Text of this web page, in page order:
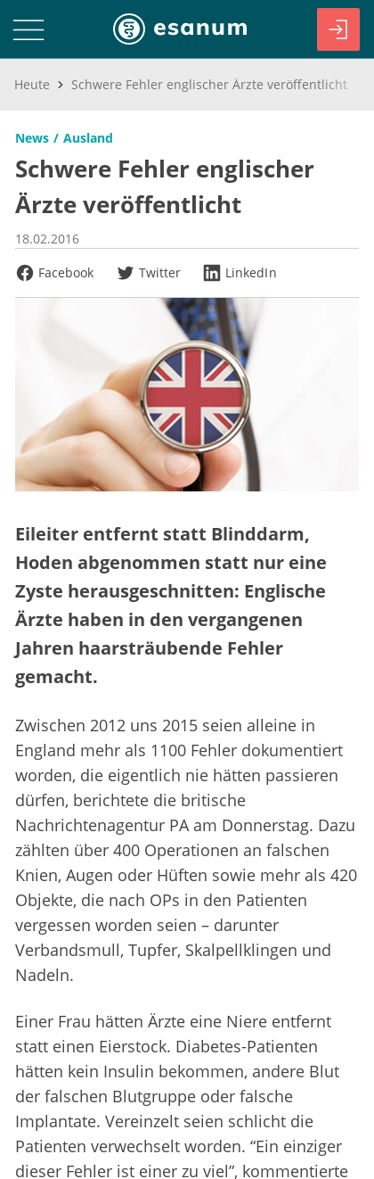
Heute Schwere Fehler englischer Ärzte veröffentlicht
News Ausland
Schwere Fehler englischer
Ärzte veröffentlicht
18.02.2016
Facebook
Twitter LinkedIn
Eileiter entfernt statt Blinddarm,
Hoden abgenommen statt nur eine
Zyste herausgeschnitten: Englische
Ärzte haben in den vergangenen
Jahren haarsträubende Fehler
gemacht.
Zwischen 2012 uns 2015 seien alleine in
England mehr als 1100 Fehler dokumentiert
worden, die eigentlich nie hätten passieren
dürfen, berichtete die britische
Nachrichtenagentur PA am Donnerstag. Dazu
zählten über 400 Operationen an falschen
Knien, Augen oder Hüften sowie mehr als 420
Objekte, die nach OPs in den Patienten
vergessen worden seien – darunter
Verbandsmull, Tupfer, Skalpellklingen und
Nadeln.
Einer Frau hätten Ärzte eine Niere entfernt
statt einen Eierstock. Diabetes-Patienten
hätten kein Insulin bekommen, andere Blut
der falschen Blutgruppe oder falsche
Implantate. Vereinzelt seien schlicht die
Patienten verwechselt worden. “Ein einziger
dieser Fehler ist einer zu viel”, kommentierte